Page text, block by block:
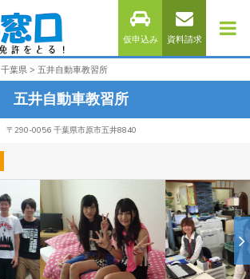
仮申込み 資料請求
千葉県 五井自動車教習所
五井自動車教習所
〒290-0056 千葉県市原市五井8840